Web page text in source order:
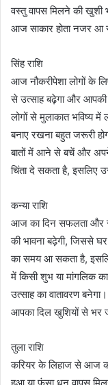
वस्तु वापस मिलने की खुशी
आज साकार होता नजर आ
सिंह राशि
आज नौकरीपेशा लोगों के
से उत्साह बढ़ेगा और आपकी
लोगों से मुलाकात भविष्य में
बनाए रखना बहुत जरूरी
बातों में आने से बचें और अपने
चिंता दे सकता है, इसलिए
कन्या राशि
आज का दिन सफलता और
की भावना बढ़ेगी, जिससे
का समय आ सकता है,
में किसी शुभ या मांगलिक
उत्साह का वातावरण
आपका दिल खुशियों से भर
तुला राशि
करियर के लिहाज से आज
हुआ या फंसा धन वापस